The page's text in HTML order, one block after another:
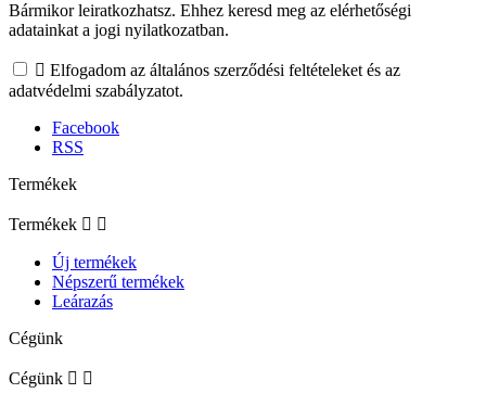
Bármikor leiratkozhatsz. Ehhez keresd meg az elérhetőségi
adatainkat a jogi nyilatkozatban.
 Elfogadom az általános szerződési feltételeket és az
adatvédelmi szabályzatot.
Facebook
RSS
Termékek
Termékek  
Új termékek
Népszerű termékek
Leárazás
Cégünk
Cégünk  